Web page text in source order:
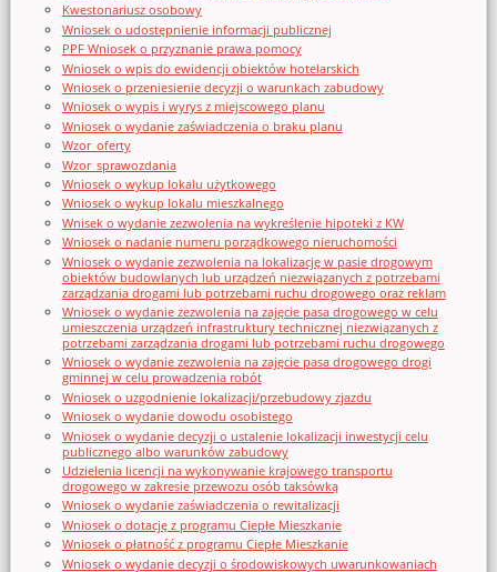
Kwestonariusz osobowy
Wniosek o udostępnienie informacji publicznej
PPF Wniosek o przyznanie prawa pomocy
Wniosek o wpis do ewidencji obiektów hotelarskich
Wniosek o przeniesienie decyzji o warunkach zabudowy
Wniosek o wypis i wyrys z miejscowego planu
Wniosek o wydanie zaświadczenia o braku planu
Wzor_oferty
Wzor_sprawozdania
Wniosek o wykup lokalu użytkowego
Wniosek o wykup lokalu mieszkalnego
Wnisek o wydanie zezwolenia na wykreślenie hipoteki z KW
Wniosek o nadanie numeru porządkowego nieruchomości
Wniosek o wydanie zezwolenia na lokalizację w pasie drogowym
obiektów budowlanych lub urządzeń niezwiązanych z potrzebami
zarządzania drogami lub potrzebami ruchu drogowego oraz reklam
Wniosek o wydanie zezwolenia na zajęcie pasa drogowego w celu
umieszczenia urządzeń infrastruktury technicznej niezwiązanych z
potrzebami zarządzania drogami lub potrzebami ruchu drogowego
Wniosek o wydanie zezwolenia na zajęcie pasa drogowego drogi
gminnej w celu prowadzenia robót
Wniosek o uzgodnienie lokalizacji/przebudowy zjazdu
Wniosek o wydanie dowodu osobistego
Wniosek o wydanie decyzji o ustalenie lokalizacji inwestycji celu
publicznego albo warunków zabudowy
Udzielenia licencji na wykonywanie krajowego transportu
drogowego w zakresie przewozu osób taksówką
Wniosek o wydanie zaświadczenia o rewitalizacji
Wniosek o dotację z programu Ciepłe Mieszkanie
Wniosek o płatność z programu Ciepłe Mieszkanie
Wniosek o wydanie decyzji o środowiskowych uwarunkowaniach